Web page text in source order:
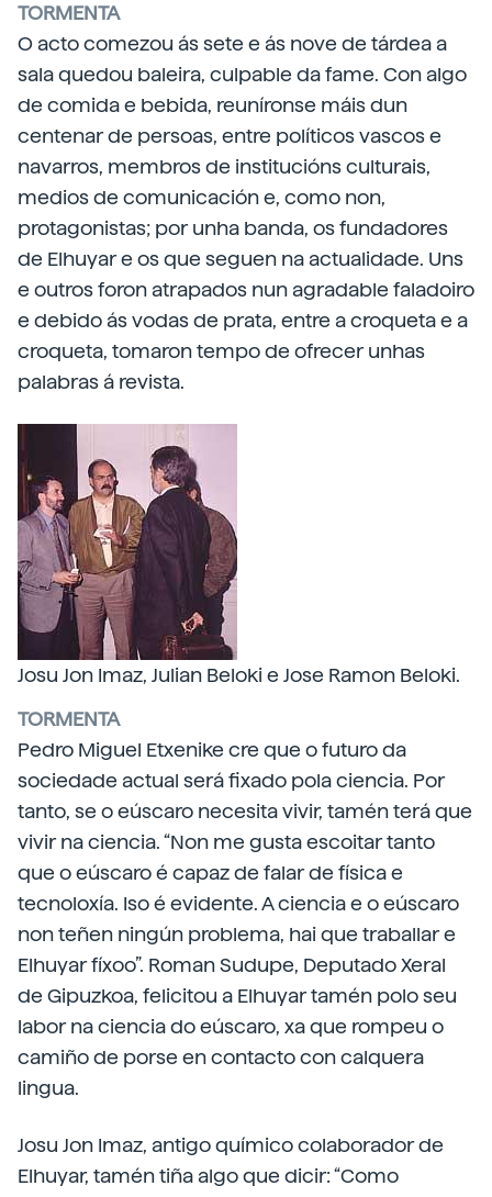
TORMENTA
O acto comezou ás sete e ás nove de tárdea a
sala quedou baleira, culpable da fame. Con algo
de comida e bebida, reuníronse máis dun
centenar de persoas, entre políticos vascos e
navarros, membros de institucións culturais,
medios de comunicación e, como non,
protagonistas; por unha banda, os fundadores
de Elhuyar e os que seguen na actualidade. Uns
e outros foron atrapados nun agradable faladoiro
e debido ás vodas de prata, entre a croqueta e a
croqueta, tomaron tempo de ofrecer unhas
palabras á revista.
Josu Jon Imaz, Julian Beloki e Jose Ramon Beloki.
TORMENTA
Pedro Miguel Etxenike cre que o futuro da
sociedade actual será fixado pola ciencia. Por
tanto, se o eúscaro necesita vivir, tamén terá que
vivir na ciencia. “Non me gusta escoitar tanto
que o eúscaro é capaz de falar de física e
tecnoloxía. Iso é evidente. A ciencia e o eúscaro
non teñen ningún problema, hai que traballar e
Elhuyar fíxoo”. Roman Sudupe, Deputado Xeral
de Gipuzkoa, felicitou a Elhuyar tamén polo seu
labor na ciencia do eúscaro, xa que rompeu o
camiño de porse en contacto con calquera
lingua.
Josu Jon Imaz, antigo químico colaborador de
Elhuyar, tamén tiña algo que dicir: “Como